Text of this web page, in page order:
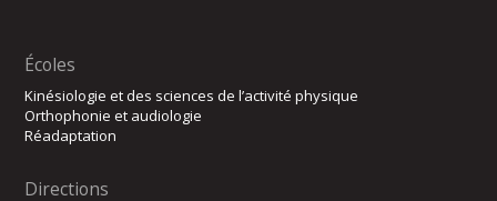
Écoles
Kinésiologie et des sciences de l’activité physique
Orthophonie et audiologie
Réadaptation
Directions